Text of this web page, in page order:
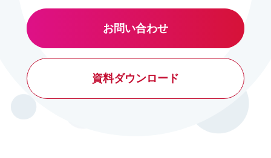
お問い合わせ
資料ダウンロード